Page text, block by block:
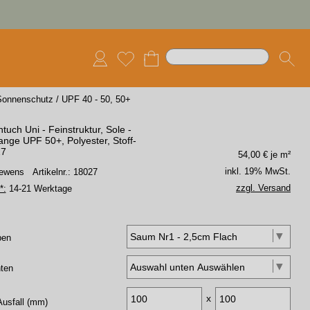
/ UPF 40 - 50, 50+
Uni - Feinstruktur, Sole -
UPF 50+, Polyester, Stoff-
Artikelnr.: 18027
14-21 Werktage
54,00 € je m²
inkl. 19% MwSt.
zzgl. Versand
(mm) x